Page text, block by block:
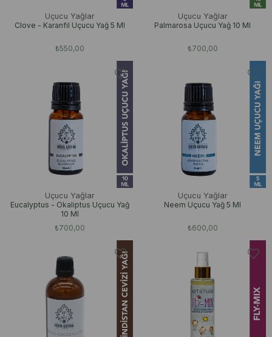
Uçucu Yağlar
Clove - Karanfil Uçucu Yağ 5 Ml
₺550,00
Uçucu Yağlar
Palmarosa Uçucu Yağ 10 Ml
₺700,00
Uçucu Yağlar
Eucalyptus - Okaliptus Uçucu Yağ
10 Ml
₺700,00
Uçucu Yağlar
Neem Uçucu Yağ 5 Ml
₺600,00